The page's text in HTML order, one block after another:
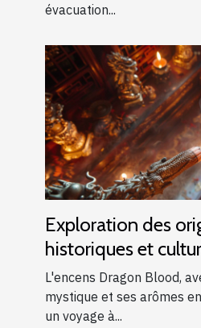
évacuation...
Exploration des
historiques et
l'encens Dragon
L'encens Dragon Blood,
mystique et ses arômes
un voyage à...